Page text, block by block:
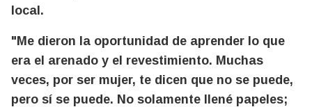
local.
"Me dieron la oportunidad de aprender lo que
era el arenado y el revestimiento. Muchas
veces, por ser mujer, te dicen que no se puede,
pero sí se puede. No solamente llené papeles;